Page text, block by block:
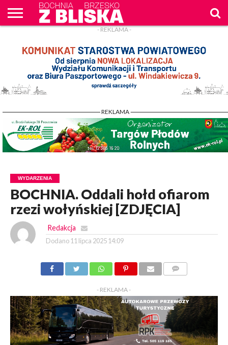
WPROST
REKLAM
- REKLAMA -
- REKLAMA -
WYDARZENIA
BOCHNIA. Oddali hołd ofiarom
rzezi wołyńskiej [ZDJĘCIA]
Redakcja
Dodano 11 lipca 2025 14:09
- REKLAMA -